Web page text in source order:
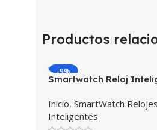
Productos
-9%
Smartwatch Reloj
(Smartwatch p70)
Android IOS
Inicio, SmartWatch Relojes
Inteligentes